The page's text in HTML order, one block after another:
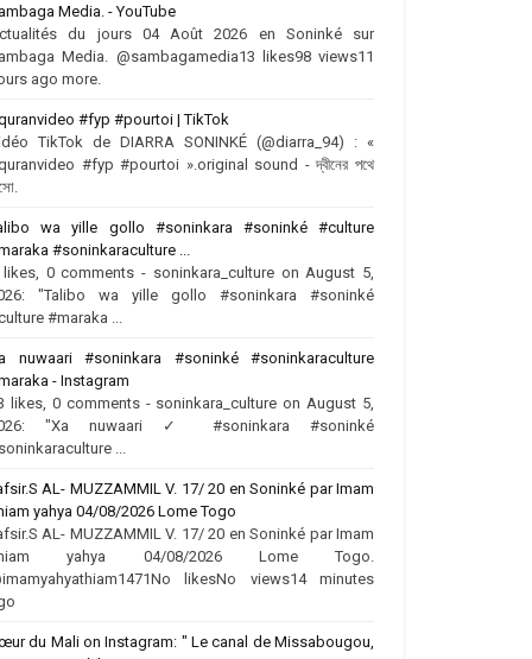
Media. - YouTube
du jours 04 Août 2026 en Soninké sur
Media. @sambagamedia13 likes98 views11
ago more.
#fyp #pourtoi | TikTok
TikTok de DIARRA SONINKÉ (@diarra_94) : «
#fyp #pourtoi ».original sound - দ্বীনের পথে
wa yille gollo #soninkara #soninké #culture
#soninkaraculture ...
likes, 0 comments - soninkara_culture on August 5,
"Talibo wa yille gollo #soninkara #soninké
#maraka ...
nuwaari #soninkara #soninké #soninkaraculture
- Instagram
likes, 0 comments - soninkara_culture on August 5,
"Xa nuwaari ✓ #soninkara #soninké
...
AL- MUZZAMMIL V. 17/ 20 en Soninké par Imam
yahya 04/08/2026 Lome Togo
AL- MUZZAMMIL V. 17/ 20 en Soninké par Imam
yahya 04/08/2026 Lome Togo.
likesNo views14 minutes
du Mali on Instagram: " Le canal de Missabougou,